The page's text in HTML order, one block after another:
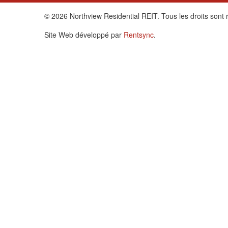
© 2026 Northview Residential REIT. Tous les droits sont
Site Web développé par Rentsync.